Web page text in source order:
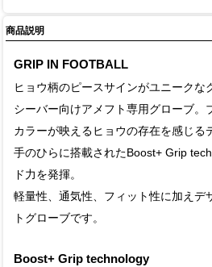
商品説明
GRIP IN FOOTBALL
ヒョウ柄のピースサインがユニークな
シーバー向けアメフト専用グローブ。
カラーが映えるヒョウの存在を感じる
手のひらに搭載されたBoost+ Grip
ド力を発揮。
軽量性、通気性、フィット性に加えデ
トグローブです。
Boost+ Grip technology